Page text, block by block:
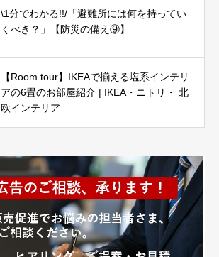
\1分でわかる!!/「避難所には何を持ってい
くべき？」【防災の備え⑨】
【Room tour】IKEAで揃える塩系インテリ
アの6畳のお部屋紹介 | IKEA・ニトリ・ 北
欧インテリア